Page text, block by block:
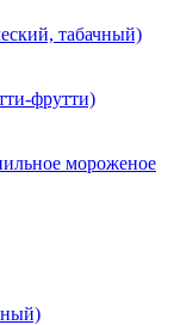
табачный)
фрутти)
мороженое